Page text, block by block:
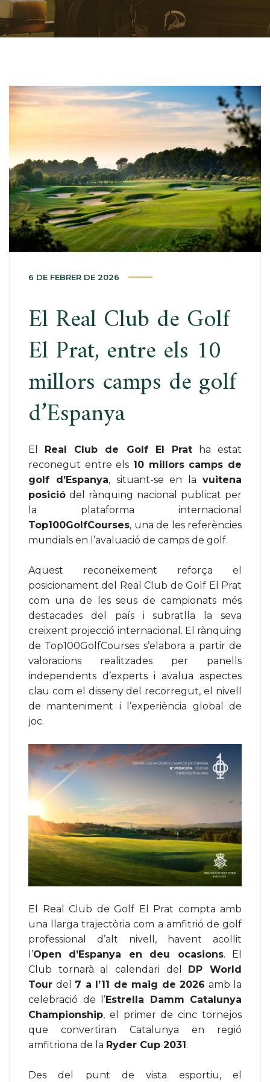
6 DE FEBRER DE 2026
El Real Club de Golf
El Prat, entre els 10
millors camps de golf
d’Espanya
El Real Club de Golf El Pratha estat
reconegut entre els 10 millors camps de
golf d’Espanya, situant-se en lavuitena
posició del rànquing nacional publicat per
la plataforma internacional
Top100GolfCourses, una de les referències
mundials en l’avaluació de camps de golf.
Aquest reconeixement reforça el
posicionament del Real Club de Golf El Prat
com una de les seus de campionats més
destacades del país i subratlla la seva
creixent projecció internacional. El rànquing
de Top100GolfCourses s’elabora a partir de
valoracions realitzades per panells
independents d’experts i avalua aspectes
clau com el disseny del recorregut, el nivell
de manteniment i l’experiència global de
joc.
El Real Club de Golf El Prat compta amb
una llarga trajectòria com a amfitrió de golf
professional d’alt nivell, havent acollit
l’Open d’Espanya en deu ocasions. El
Club tornarà al calendari del
DP World
Tour del 7 a l’11 de maig de 2026 amb la
celebració de l’Estrella Damm Catalunya
Championship, el primer de cinc tornejos
que convertiran Catalunya en regió
amfitriona de la Ryder Cup 2031 .
Des del punt de vista esportiu, el